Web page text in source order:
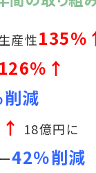
産性135％
126％↑
減
18億円に
42％削減